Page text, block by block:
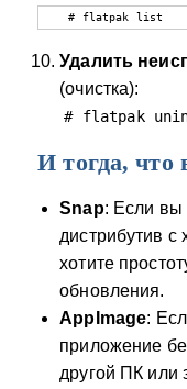
   # flatpak list
Удалить
(очистка):
# flatpak
И тогда, что
Snap: Если вы
дистрибутив
хотите
обновления.
AppImage:
приложение
другой ПК или